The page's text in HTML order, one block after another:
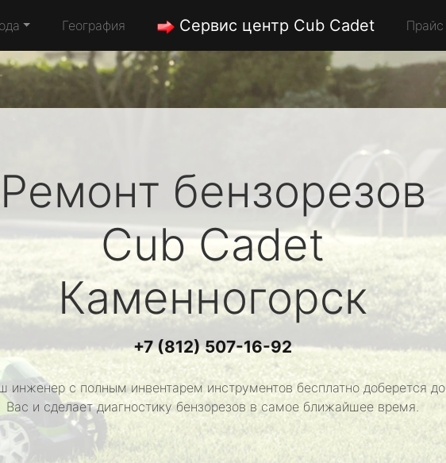
География Сервис центр Cub Cadet Прайс
Ремонт бензорезов
Cub Cadet
Каменногорск
+7 (812) 507-16-92
инженер с полным инвентарем инструментов бесплатно доберется до
Вас и сделает диагностику бензорезов в самое ближайшее время.